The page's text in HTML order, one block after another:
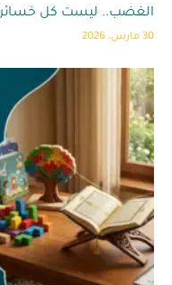
الغضب.. ليست كل
30 مارس، 2026